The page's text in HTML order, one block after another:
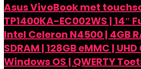
Asus VivoBook met
TP1400KA-EC002WS | 14″
Intel Celeron N4500 | 4GB
SDRAM | 128GB eMMC |
Windows OS | QWERTY